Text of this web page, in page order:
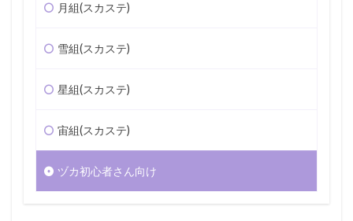
月組(スカステ)
雪組(スカステ)
星組(スカステ)
宙組(スカステ)
ヅカ初心者さん向け